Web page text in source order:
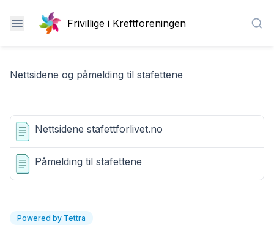
Frivillige i Kreftforeningen
Nettsidene og påmelding til stafettene
Nettsidene stafettforlivet.no
Påmelding til stafettene
Powered by Tettra